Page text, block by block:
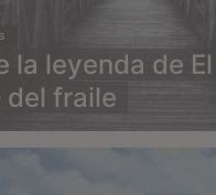
la leyenda de El
del fraile